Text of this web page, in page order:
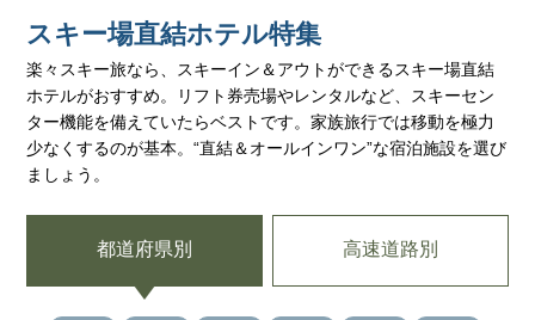
スキー場直結ホテル特集
楽々スキー旅なら、スキーイン＆アウトができるスキー場直結
ホテルがおすすめ。リフト券売場やレンタルなど、スキーセン
ター機能を備えていたらベストです。家族旅行では移動を極力
少なくするのが基本。“直結＆オールインワン”な宿泊施設を選び
ましょう。
都道府県別 高速道路別